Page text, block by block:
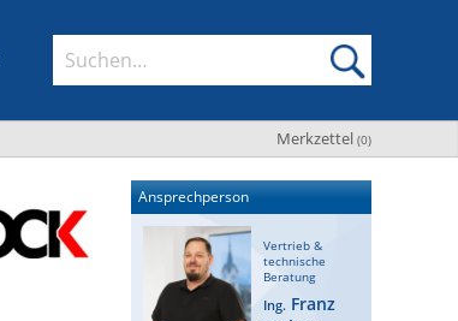
Merkzettel (0)
Ansprechperson
Vertrieb &
technische
Beratung
Ing. Franz